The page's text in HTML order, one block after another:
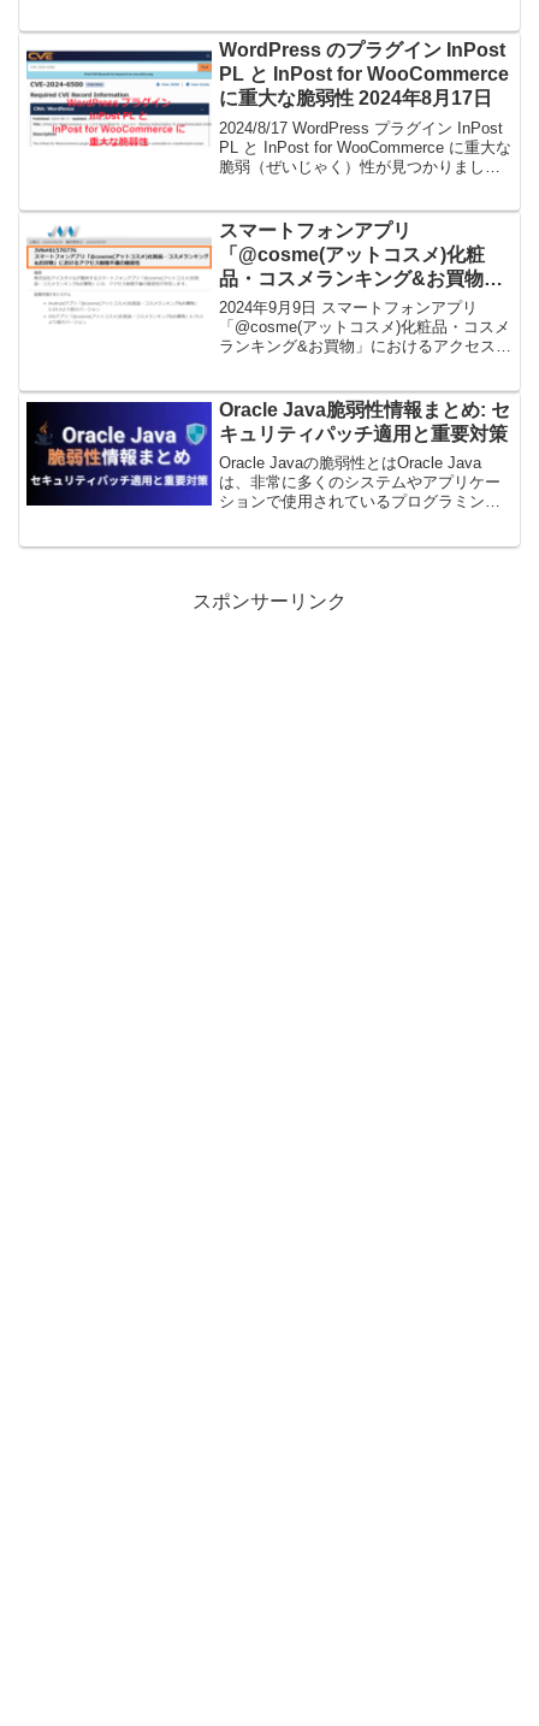
WordPress のプラグイン InPost
PL と InPost for WooCommerce
に重大な脆弱性 2024年8月17日
2024/8/17 WordPress プラグイン InPost
PL と InPost for WooCommerce に重大な
脆弱（ぜいじゃく）性が見つかりまし
WooCommerceは修正情報は見つかりま
せんでした。
スマートフォンアプリ
「@cosme(アットコスメ)化粧
品・コスメランキング&お買物」
におけるアクセス制限不備の脆弱
性 2024年9月9日
2024年9月9日 スマートフォンアプリ
「@cosme(アットコスメ)化粧品・コスメ
ランキング&お買物」におけるアクセス制
ます。
Oracle Java脆弱性情報まとめ: セ
キュリティパッチ適用と重要対策
Oracle Javaの脆弱性とはOracle Java
は、非常に多くのシステムやアプリケー
ションで使用されているプログラミング
スポンサーリンク